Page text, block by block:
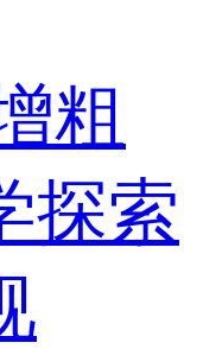
粗
探索